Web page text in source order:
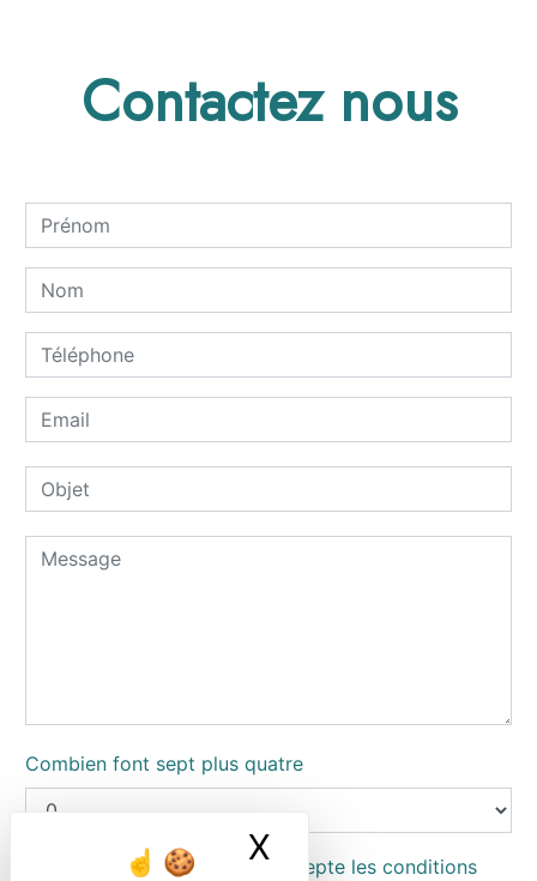
X Masquer le
Contactez nous
Combien font sept plus quatre
En cochant cette case, j'accepte les conditions